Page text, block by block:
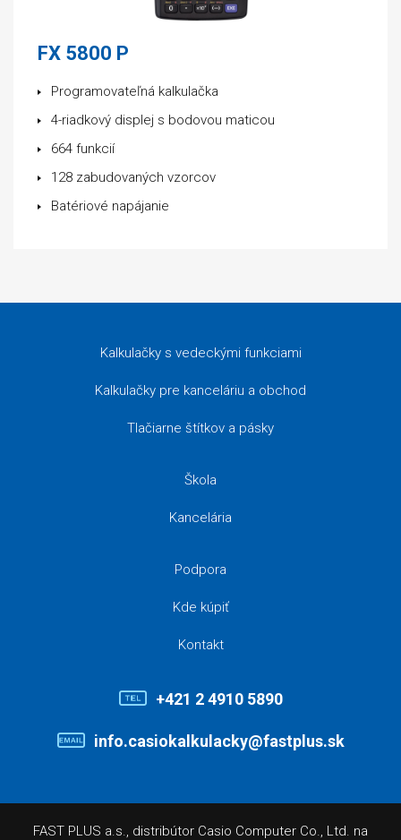
FX 5800 P
Programovateľná kalkulačka
4-riadkový displej s bodovou maticou
664 funkcií
128 zabudovaných vzorcov
Batériové napájanie
Kalkulačky s vedeckými funkciami
Kalkulačky pre kanceláriu a obchod
Tlačiarne štítkov a pásky
Škola
Kancelária
Podpora
Kde kúpiť
Kontakt
+421 2 4910 5890
info.casiokalkulacky@fastplus.sk
FAST PLUS a.s., distribútor Casio Computer Co., Ltd. na